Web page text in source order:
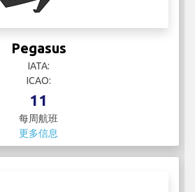
Pegasus
IATA:
ICAO:
11
每周航班
更多信息